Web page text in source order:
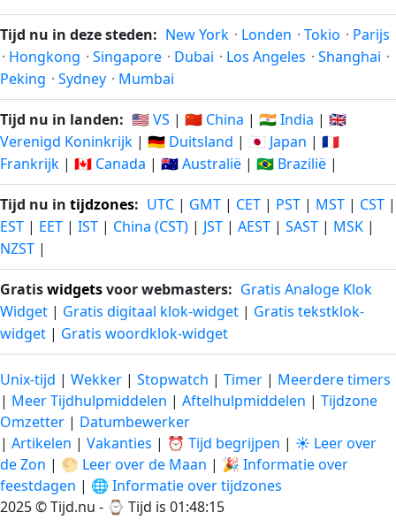
Tijd nu in deze steden: New York · Londen · Tokio · Parijs
· Hongkong · Singapore · Dubai · Los Angeles · Shanghai ·
Peking · Sydney · Mumbai
Tijd nu in landen: 🇺🇸 VS | 🇨🇳 China | 🇮🇳 India | 🇬🇧
Verenigd Koninkrijk | 🇩🇪 Duitsland | 🇯🇵 Japan | 🇫🇷
Frankrijk | 🇨🇦 Canada | 🇦🇺 Australië | 🇧🇷 Brazilië |
Tijd nu in tijdzones: UTC | GMT | CET | PST | MST | CST |
EST | EET | IST | China (CST) | JST | AEST | SAST | MSK |
NZST |
Gratiswidgetsvoor webmasters: Gratis Analoge Klok
Widget | Gratis digitaal klok-widget | Gratis tekstklok-
widget | Gratis woordklok-widget
Unix-tijd | Wekker | Stopwatch | Timer | Meerdere timers
| Meer Tijdhulpmiddelen | Aftelhulpmiddelen | Tijdzone
Omzetter | Datumbewerker
| Artikelen | Vakanties | ⏰ Tijd begrijpen | ☀️ Leer over
de Zon | 🌕 Leer over de Maan | 🎉 Informatie over
feestdagen | 🌐 Informatie over tijdzones
2025 © Tijd.nu - ⌚ Tijd is 01:48:15